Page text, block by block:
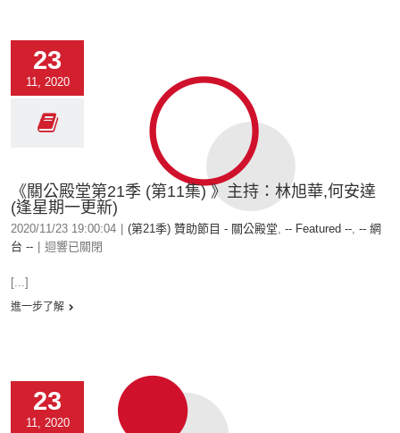
23
11, 2020
《關公殿堂第21季 (第11集) 》主持：林旭華,何安達
(逢星期一更新)
2020/11/23 19:00:04 (第21季) 贊助節目 - 關公殿堂, -- Featured --, -- 網
台 --
迴響已關閉
[...]
進一步了解
23
11, 2020